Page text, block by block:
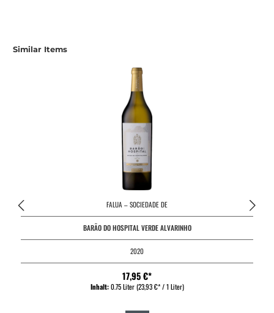
Produktgalerie überspringen
Similar Items
FALUA – SOCIEDADE DE
BARÃO DO HOSPITAL VERDE ALVARINHO
2020
17,95 €*
Inhalt:0.75 Liter(23,93 €* / 1 Liter)